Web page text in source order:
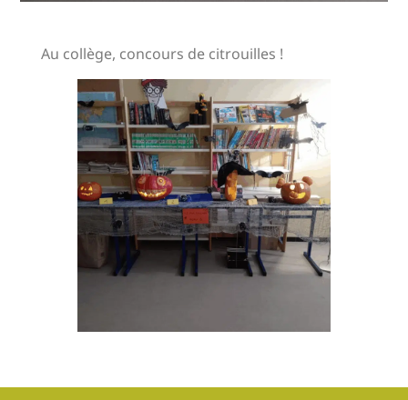
Au collège, concours de citrouilles !